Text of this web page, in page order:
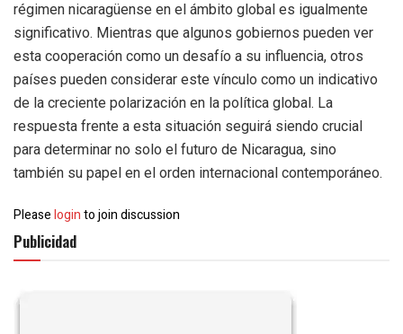
régimen nicaragüense en el ámbito global es igualmente
significativo. Mientras que algunos gobiernos pueden ver
esta cooperación como un desafío a su influencia, otros
países pueden considerar este vínculo como un indicativo
de la creciente polarización en la política global. La
respuesta frente a esta situación seguirá siendo crucial
para determinar no solo el futuro de Nicaragua, sino
también su papel en el orden internacional contemporáneo.
Pleaseloginto join discussion
Publicidad